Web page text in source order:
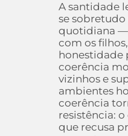
A santidade
se
quotidiana
com os
honestidade
coerência
vizinhos e
ambientes
coerência
resistência:
que recusa